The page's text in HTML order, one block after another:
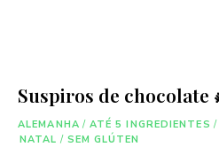
Suspiros de chocolate
ALEMANHA / ATÉ 5 INGREDIENTES /
NATAL / SEM GLÚTEN